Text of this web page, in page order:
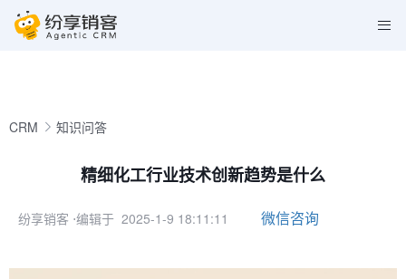
CRM 知识问答
精细化工行业技术创新趋势是什么
纷享销客 ⋅编辑于 2025-1-9 18:11:11 微信咨询